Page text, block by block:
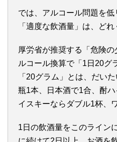
では、アルコール問題を
「適度な飲酒量」は、ど
厚労省が推奨する「危険
ルコール換算で「1日20グ
「20グラム」とは、だい
瓶1本、日本酒で1合、酎
イスキーならダブル1杯、
1日の飲酒量をこのライン